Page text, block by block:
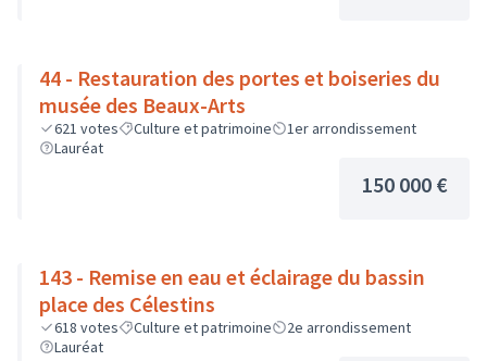
44 - Restauration des portes et boiseries du
musée des Beaux-Arts
621 votes Culture et patrimoine
1er arrondissement
Lauréat
150 000 €
143 - Remise en eau et éclairage du bassin
place des Célestins
618 votes Culture et patrimoine
2e arrondissement
Lauréat